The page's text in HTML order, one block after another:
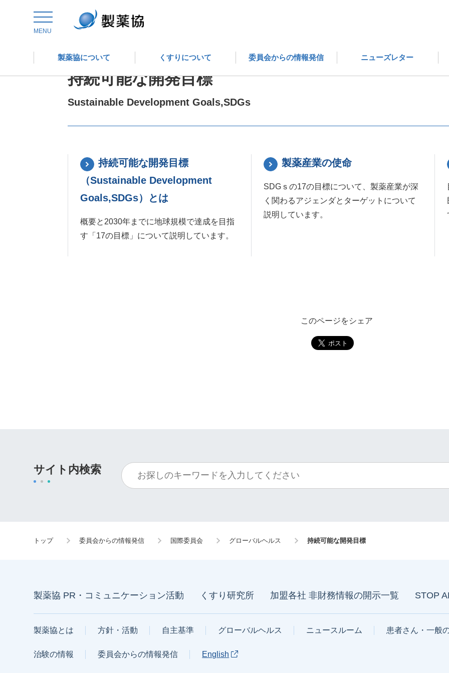
MENU
製薬協について くすりについて 委員会からの情報発信 ニューズレター
トップ 委員会からの情報発信
持続可能な開発目標
Sustainable Development Goals,SDGs
持続可能な開発目標
（Sustainable Development
Goals,SDGs）とは
概要と2030年までに地球規模で達成を目指
す「17の目標」について説明しています。
製薬産業の使命
SDGｓの17の目標について、製薬産業が深
く関わるアジェンダとターゲットについて
説明しています。
このページをシェア
サイト内検索
トップ 委員会からの情報発信 国際委員会 グローバルヘルス 持続可能な開発目標
製薬協 PR・コミュニケーション活動 くすり研究所 加盟各社 非財務情報の開示一覧 STOP
製薬協とは 方針・活動 自主基準 グローバルヘルス ニュースルーム 患者さん・一般
治験の情報 委員会からの情報発信 English